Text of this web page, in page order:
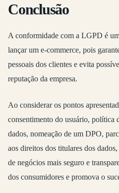
Conclusão
A conformidade com a LGPD é
lançar um e-commerce, pois
pessoais dos clientes e evita
reputação da empresa.
Ao considerar os pontos
consentimento do usuário, política
dados, nomeação de um DPO,
aos direitos dos titulares dos
de negócios mais seguro e
dos consumidores e promova o